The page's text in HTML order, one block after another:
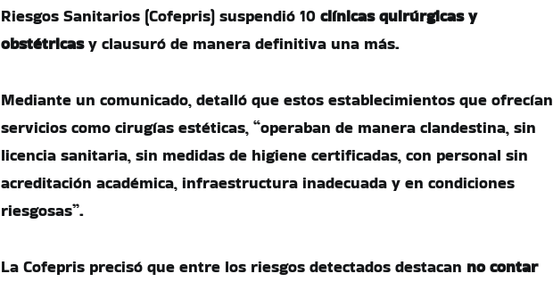
Riesgos Sanitarios (Cofepris) suspendió 10 clínicas quirúrgicas y
obstétricasy clausuró de manera definitiva una más.
Mediante un comunicado, detalló que estos establecimientos que ofrecían
servicios como cirugías estéticas, “operaban de manera clandestina, sin
licencia sanitaria, sin medidas de higiene certificadas, con personal sin
acreditación académica, infraestructura inadecuada y en condiciones
riesgosas”.
La Cofepris precisó que entre los riesgos detectados destacan no contar